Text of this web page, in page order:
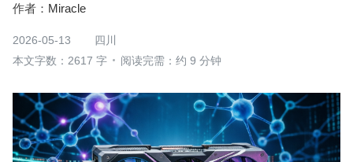
作者： Miracle
2026-05-13
四川
本文字数：2617 字
阅读完需：约 9 分钟